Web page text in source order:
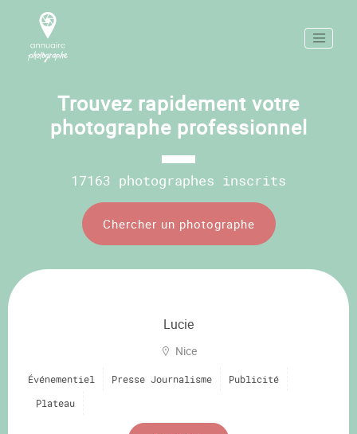
Trouvez rapidement votre
photographe professionnel
17163 photographes inscrits
Chercher un photographe
Lucie
Nice
Événementiel Presse Journalisme
Publicité
Plateau